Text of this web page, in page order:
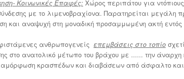
Κοινωνικές Επαφές: Χώρος περιπάτου για
με το λιμενοβραχίονα. Παρατηρείται μεγάλη
και αναψυχή στη μοναδική προσαμμωμένη ακτή εντός
ανθρωπογενείς επεμβάσεις στο τοπίο
στο ανατολικό μέτωπο του βράχου με ...... την
κρασπέδων και διαβάσεων από άσφαλτο